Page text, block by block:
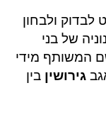
ולבחון
של בני
המשותף מידי
גירושין בין